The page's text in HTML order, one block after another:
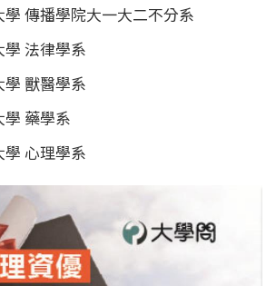
學 傳播學院大一大二不分系
學 法律學系
學 獸醫學系
學 藥學系
學 心理學系